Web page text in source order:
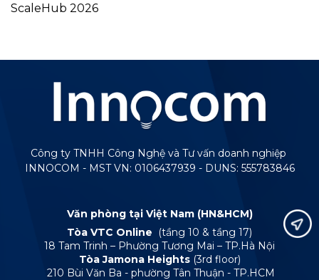
ScaleHub 2026
Công ty TNHH Công Nghệ và Tư vấn doanh nghiệp
INNOCOM - MST VN: 0106437939 - DUNS: 555783846
Văn phòng tại Việt Nam (HN&HCM)
Tòa VTC Online
(tầng 10 & tầng 17)
18 Tam Trinh – Phường Tương Mai – TP.Hà Nội
Tòa Jamona Heights (3rd floor)
210 Bùi Văn Ba - phường Tân Thuận - TP.HCM